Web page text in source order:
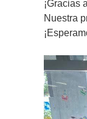
¡Gracias
Nuestra